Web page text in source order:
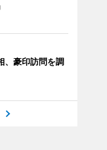
、豪印訪問を調